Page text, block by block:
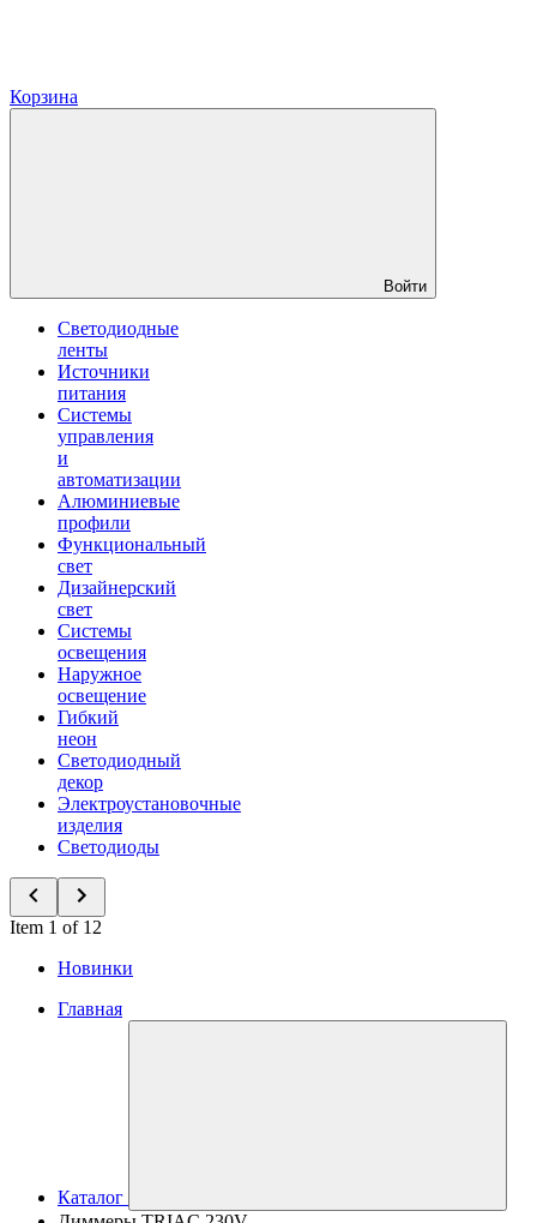
Корзина
Войти
Светодиодные
ленты
Источники
питания
Системы
управления
и
автоматизации
Алюминиевые
профили
Функциональный
свет
Дизайнерский
свет
Системы
освещения
Наружное
освещение
Гибкий
неон
Светодиодный
декор
Электроустановочные
изделия
Светодиоды
Item 1 of 12
Новинки
Главная
Каталог